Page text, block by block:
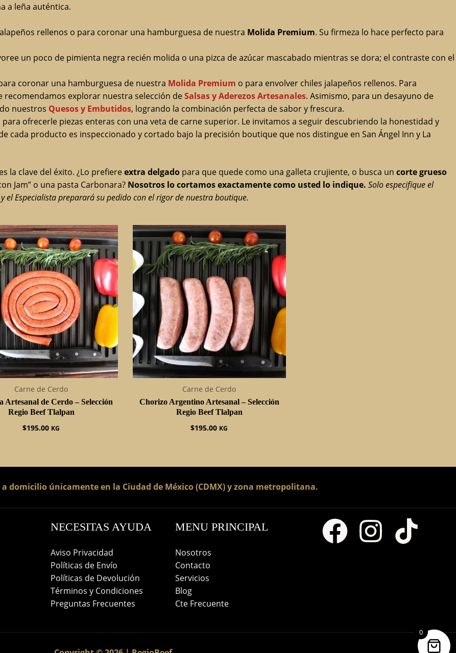
a leña auténtica.
rellenos o para coronar una hamburguesa de nuestra Molida Premium. Su firmeza lo hace perfecto para
un poco de pimienta negra recién molida o una pizca de azúcar mascabado mientras se dora; el contraste con el
coronar una hamburguesa de nuestra Molida Premium o para envolver chiles jalapeños rellenos. Para
explorar nuestra selección deSalsas y Aderezos Artesanales. Asimismo, para un desayuno de
nuestros Quesos y Embutidos, logrando la combinación perfecta de sabor y frescura.
ofrecerle piezas enteras con una veta de carne superior. Le invitamos a seguir descubriendo la honestidad y
cada producto es inspeccionado y cortado bajo la precisión boutique que nos distingue en San Ángel Inn y La
la clave del éxito. ¿Lo prefiereextra delgado para que quede como una galleta crujiente, o busca un corte grueso
Jam” o una pasta Carbonara? Nosotros lo cortamos exactamente como usted lo indique. Solo especifique el
el Especialista preparará su pedido con el rigor de nuestra boutique.
Carne de Cerdo
Artesanal de Cerdo – Selección
Regio Beef Tlalpan
$195.00 KG
Carne de Cerdo
Chorizo Argentino Artesanal – Selección
Regio Beef Tlalpan
$195.00 KG
domicilio únicamente en la Ciudad de México (CDMX) y zona metropolitana.
NECESITAS AYUDA
Aviso Privacidad
Políticas de Envío
Políticas de Devolución
Términos y Condiciones
Preguntas Frecuentes
MENU PRINCIPAL
Nosotros
Contacto
Servicios
Blog
Cte Frecuente
0